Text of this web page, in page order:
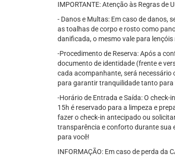
IMPORTANTE: Atenção às Regras de
- Danos e Multas: Em caso de danos,
as toalhas de corpo e rosto como
danificada, o mesmo vale para
-Procedimento de Reserva: Após a
documento de identidade (frente e
cada acompanhante, será necessário
para garantir tranquilidade tanto
-Horário de Entrada e Saída: O check-
15h é reservado para a limpeza e
fazer o check-in antecipado ou
transparência e conforto durante sua
para você!
INFORMAÇÃO: Em caso de perda da